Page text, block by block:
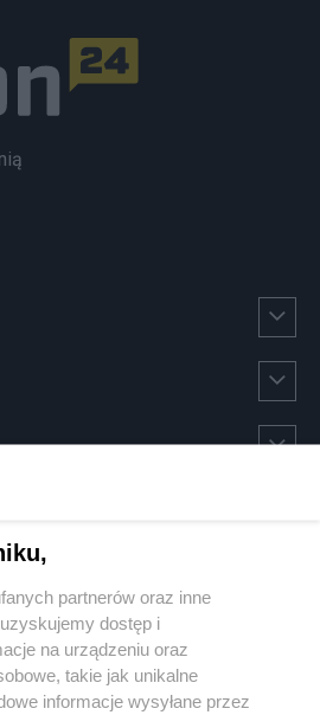
partnerów oraz inne
dostęp i
na urządzeniu oraz
takie jak unikalne
informacje wysyłane przez